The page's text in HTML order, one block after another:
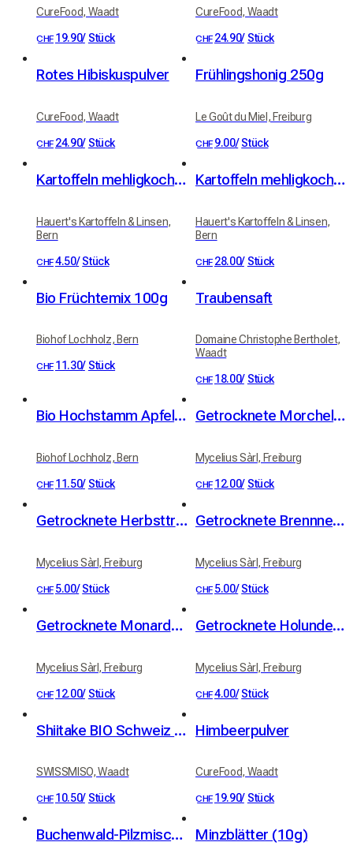
CureFood, Waadt
CHF 19.90/ Stück
CureFood, Waadt
CHF 24.90/ Stück
Rotes Hibiskuspulver
CureFood, Waadt
CHF 24.90/ Stück
Frühlingshonig 250g
Le Goût du Miel, Freiburg
CHF 9.00/ Stück
Kartoffeln mehligkochend (Sorte Victoria)
Hauert's Kartoffeln & Linsen,
Bern
CHF4.50/ Stück
Kartoffeln mehligkochend 20kg
Hauert's Kartoffeln & Linsen,
Bern
CHF 28.00/ Stück
Bio Früchtemix 100g
Biohof Lochholz, Bern
CHF 11.30/ Stück
Traubensaft
Domaine Christophe Bertholet,
Waadt
CHF 18.00/ Stück
Bio Hochstamm Apfelsaft naturtrüb 3 Liter
Biohof Lochholz, Bern
CHF 11.50/ Stück
Getrocknete Morcheln (10g)
Mycelius Sàrl, Freiburg
CHF 12.00/ Stück
Getrocknete Herbsttrompeten (10g)
Mycelius Sàrl, Freiburg
CHF 5.00/ Stück
Getrocknete Brennnesselsamen (20g)
Mycelius Sàrl, Freiburg
CHF 5.00/ Stück
Getrocknete Monarde-Blütenblätter (10g)
Mycelius Sàrl, Freiburg
CHF 12.00/ Stück
Getrocknete Holunderblüten (10g)
Mycelius Sàrl, Freiburg
CHF4.00/ Stück
Shiitake BIO Schweiz 20g
SWISSMISO, Waadt
CHF 10.50/ Stück
Himbeerpulver
CureFood, Waadt
CHF 19.90/ Stück
Buchenwald-Pilzmischung (10g) Minzblätter (10g)